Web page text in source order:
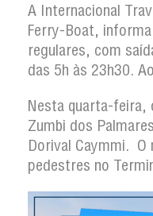
A Internacional
Ferry-Boat,
regulares, com
das 5h às 23h30.
Nesta quarta-feira,
Zumbi dos
Dorival Caymmi. O
pedestres no